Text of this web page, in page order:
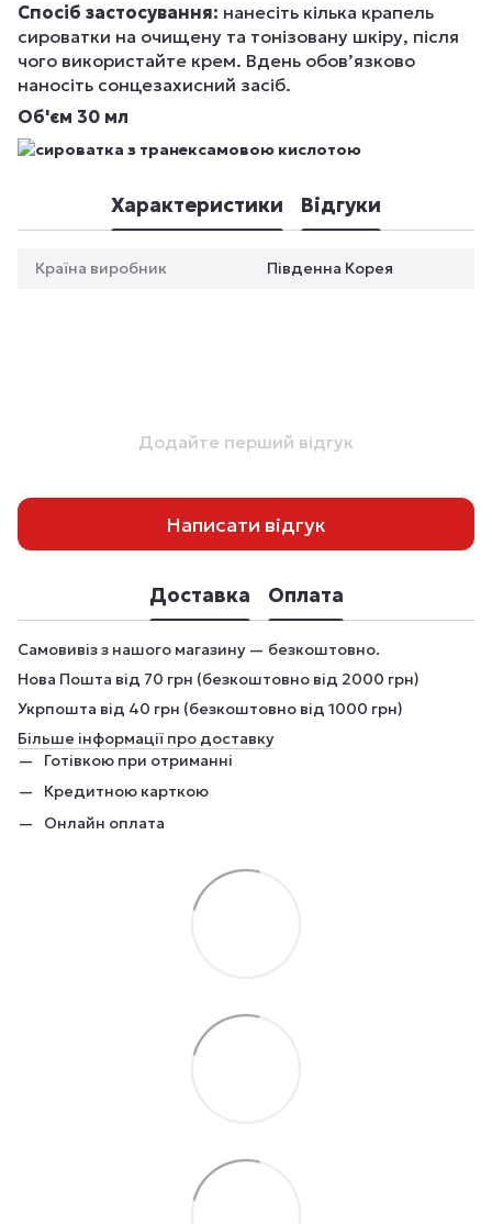
Спосіб застосування: нанесіть кілька крапель
сироватки на очищену та тонізовану шкіру, після
чого використайте крем. Вдень обов’язково
наносіть сонцезахисний засіб.
Об'єм 30 мл
Характеристики Відгуки
Країна виробник Південна Корея
Додайте перший відгук
Написати відгук
Доставка Оплата
Самовивіз з нашого магазину — безкоштовно.
Нова Пошта від 70 грн (безкоштовно від 2000 грн)
Укрпошта від 40 грн (безкоштовно від 1000 грн)
Більше інформації про доставку
Готівкою при отриманні
Кредитною карткою
Онлайн оплата